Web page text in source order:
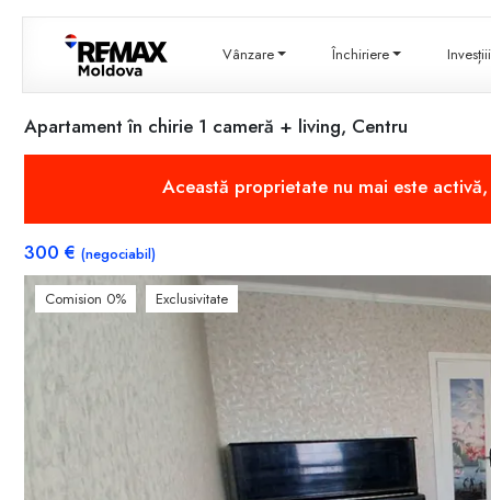
Vânzare Închiriere
Apartament în chirie 1 cameră + living, Centru
Această proprietate nu mai este activă,
300 € (negociabil)
Comision 0% Exclusivitate